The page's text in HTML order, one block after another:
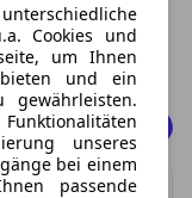
Cookies und
um Ihnen
und ein
gewährleisten.
unseres
bei einem
passende